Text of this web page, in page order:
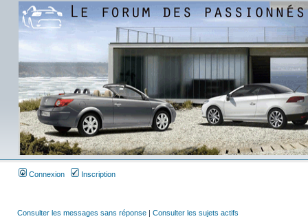
Connexion Inscription
Consulter les messages sans réponse | Consulter les sujets actifs